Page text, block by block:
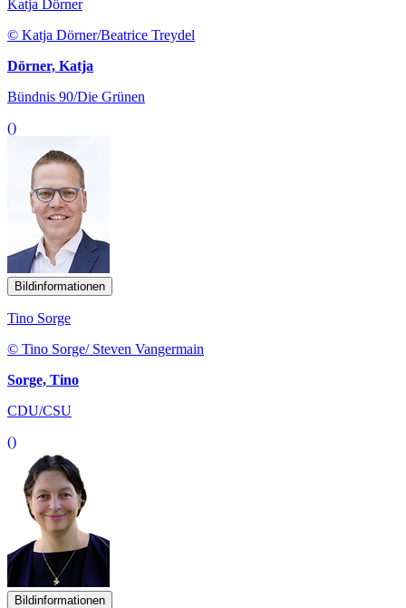
Katja Dörner
© Katja Dörner/Beatrice Treydel
Dörner, Katja
Bündnis 90/Die Grünen
()
Bildinformationen
Tino Sorge
© Tino Sorge/ Steven Vangermain
Sorge, Tino
CDU/CSU
()
Bildinformationen